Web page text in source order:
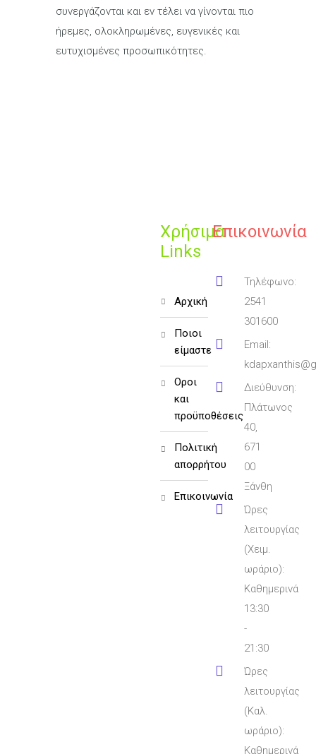
συνεργάζονται και εν τέλει να γίνονται πιο
ήρεμες, ολοκληρωμένες, ευγενικές και
ευτυχισμένες προσωπικότητες.
Χρήσιμα
Links
αρχική
ποιοι
είμαστε
όροι
και
προϋποθέσεις
πολιτική
απορρήτου
επικοινωνία
Επικοινωνία
Τηλέφωνο:
2541
301600
Email:
Διεύθυνση:
Πλάτωνος
40,
671
00
Ξάνθη
Ώρες
λειτουργίας
(Χειμ.
ωράριο):
Καθημερινά
13:30
-
21:30
Ώρες
λειτουργίας
(Καλ.
ωράριο):
Καθημερινά